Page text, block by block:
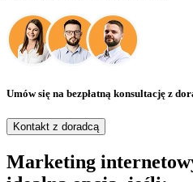
Umów się na bezpłatną konsultację z
Kontakt z doradcą
Marketing